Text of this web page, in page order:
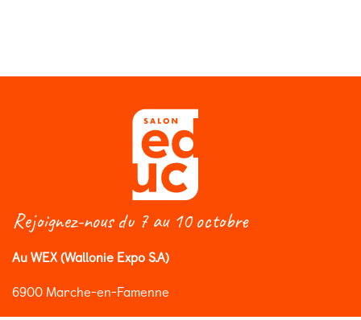
Rejoignez-nous du 7 au 10 octobre
Au WEX (Wallonie Expo S.A)
6900 Marche-en-Famenne